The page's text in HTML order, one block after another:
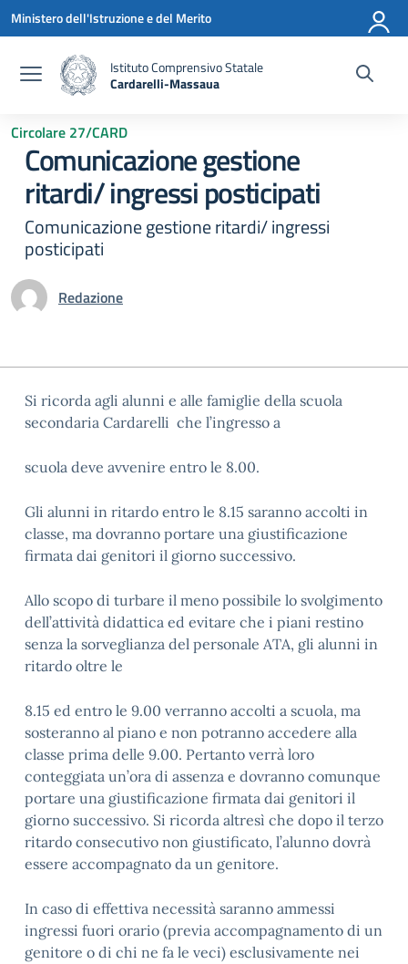
Vai ai contenuti
Vai al menu di navigazione
Vai al footer
Ministero dell'Istruzione e del Merito
Istituto Comprensivo Statale
Cardarelli-Massaua
Circolare 27/CARD
Comunicazione gestione
ritardi/ ingressi posticipati
Comunicazione gestione ritardi/ ingressi
posticipati
Redazione
Si ricorda agli alunni e alle famiglie della scuola
secondaria Cardarelli che l’ingresso a
scuola deve avvenire entro le 8.00.
Gli alunni in ritardo entro le 8.15 saranno accolti in
classe, ma dovranno portare una giustificazione
firmata dai genitori il giorno successivo.
Allo scopo di turbare il meno possibile lo svolgimento
dell’attività didattica ed evitare che i piani restino
senza la sorveglianza del personale ATA, gli alunni in
ritardo oltre le
8.15 ed entro le 9.00 verranno accolti a scuola, ma
sosteranno al piano e non potranno accedere alla
classe prima delle 9.00. Pertanto verrà loro
conteggiata un’ora di assenza e dovranno comunque
portare una giustificazione firmata dai genitori il
giorno successivo. Si ricorda altresì che dopo il terzo
ritardo consecutivo non giustificato, l’alunno dovrà
essere accompagnato da un genitore.
In caso di effettiva necessità saranno ammessi
ingressi fuori orario (previa accompagnamento di un
genitore o di chi ne fa le veci) esclusivamente nei